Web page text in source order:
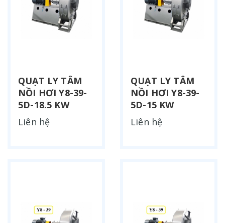
QUẠT LY TÂM
NỒI HƠI Y8-39-
5D-18.5 KW
Liên hệ
QUẠT LY TÂM
NỒI HƠI Y8-39-
5D-15 KW
Liên hệ